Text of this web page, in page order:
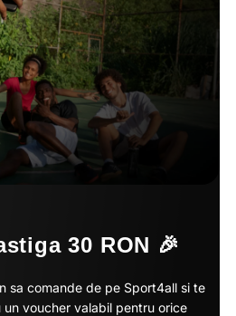
30 RON 🎉
sa comande de pe Sport4all si te
voucher valabil pentru orice